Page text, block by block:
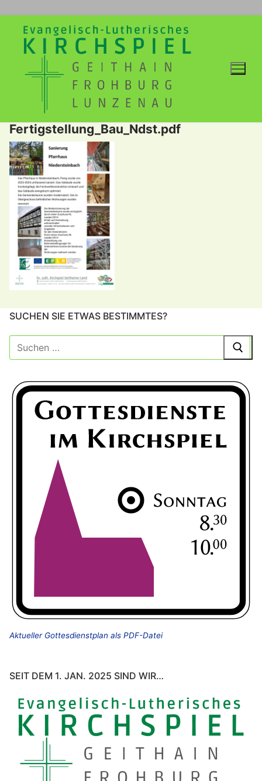
springen
Fertigstellung_Bau_Ndst.pdf
SUCHEN SIE ETWAS BESTIMMTES?
Suche
nach:
Aktueller Gottesdienstplan als PDF-Datei
SEIT DEM 1. JAN. 2025 SIND WIR…